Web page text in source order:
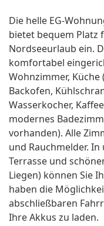
Die helle EG-
bietet bequem Platz
Nordseeurlaub ein.
komfortabel
Wohnzimmer,
Backofen,
Wasserkocher,
modernes
vorhanden). Alle
und Rauchmelder.
Terrasse und
Liegen) können Sie
haben die
abschließbaren
Ihre Akkus zu laden.